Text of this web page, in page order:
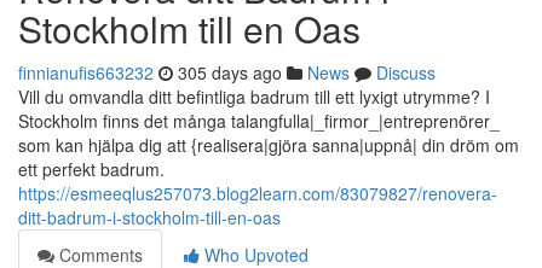
Stockholm till en Oas
finnianufis663232 305 days ago News
Discuss
Vill du omvandla ditt befintliga badrum till ett lyxigt utrymme? I
Stockholm finns det många talangfulla|_firmor_|entreprenörer_
som kan hjälpa dig att {realisera|gjöra sanna|uppnå| din dröm om
ett perfekt badrum.
https://esmeeqlus257073.blog2learn.com/83079827/renovera-
ditt-badrum-i-stockholm-till-en-oas
Comments
Who Upvoted